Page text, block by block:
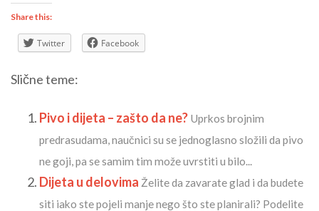
Share this:
Twitter Facebook
Slične teme:
Pivo i dijeta – zašto da ne? Uprkos brojnim
predrasudama, naučnici su se jednoglasno složili da pivo
ne goji, pa se samim tim može uvrstiti u bilo...
Dijeta u delovima Želite da zavarate glad i da budete
siti iako ste pojeli manje nego što ste planirali? Podelite